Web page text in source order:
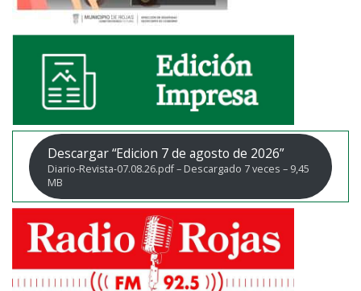
Descargar “Edicion 7 de agosto de 2026”
Diario-Revista-07.08.26.pdf – Descargado 7 veces – 9,45
MB